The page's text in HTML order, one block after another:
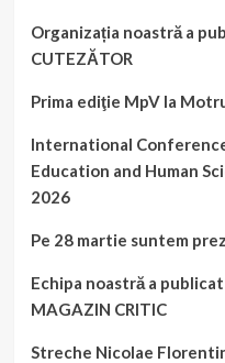
Organizația noastră a
CUTEZĂTOR
Prima ediţie MpV la
International
Education and Human
2026
Pe 28 martie suntem
Echipa noastră a
MAGAZIN CRITIC
Streche Nicolae